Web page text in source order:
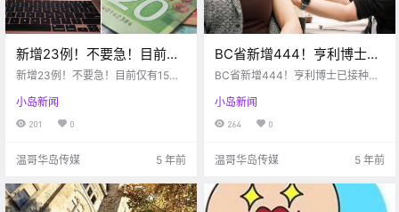
新增23例！不要急！目前仅
有15%的申请者收到了BC省
生多起“入店盗窃”案件！！
新增23例！不要急！目前仅有15%
多利亚近期发生多起“入店盗窃”案
件！！
小岛新闻
201 0
温哥华岛传媒 5 年前
BC省新增444！亨利博士已
接种疫苗！辉瑞疫苗能应对
BC省新增444！亨利博士已接种疫
小岛新闻
264 0
温哥华岛传媒 5 年前